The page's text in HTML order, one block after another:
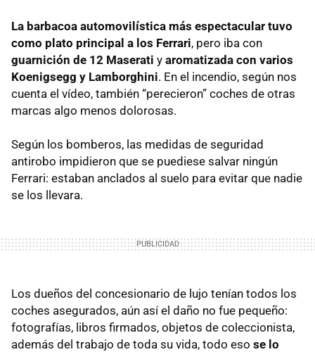
La barbacoa automovilística más espectacular tuvo
como plato principal a los Ferrari, pero iba con
guarnición de 12 Maserati y aromatizada con varios
Koenigsegg y Lamborghini. En el incendio, según nos
cuenta el vídeo, también “perecieron” coches de otras
marcas algo menos dolorosas.
Según los bomberos, las medidas de seguridad
antirobo impidieron que se puediese salvar ningún
Ferrari: estaban anclados al suelo para evitar que nadie
se los llevara.
Los dueños del concesionario de lujo tenían todos los
coches asegurados, aún así el daño no fue pequeño:
fotografías, libros firmados, objetos de coleccionista,
además del trabajo de toda su vida, todo eso se lo